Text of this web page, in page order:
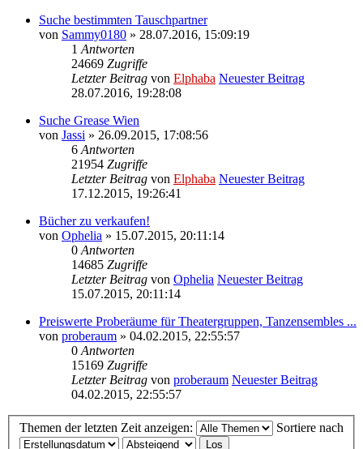
Suche bestimmten Tauschpartner
von Sammy0180 » 28.07.2016, 15:09:19
1 Antworten
24669 Zugriffe
Letzter Beitrag von Elphaba Neuester Beitrag
28.07.2016, 19:28:08
Suche Grease Wien
von Jassi » 26.09.2015, 17:08:56
6 Antworten
21954 Zugriffe
Letzter Beitrag von Elphaba Neuester Beitrag
17.12.2015, 19:26:41
Bücher zu verkaufen!
von Ophelia » 15.07.2015, 20:11:14
0 Antworten
14685 Zugriffe
Letzter Beitrag von Ophelia Neuester Beitrag
15.07.2015, 20:11:14
Preiswerte Proberäume für Theatergruppen, Tanzensembles ...
von proberaum » 04.02.2015, 22:55:57
0 Antworten
15169 Zugriffe
Letzter Beitrag von proberaum Neuester Beitrag
04.02.2015, 22:55:57
Themen der letzten Zeit anzeigen: Sortiere nach